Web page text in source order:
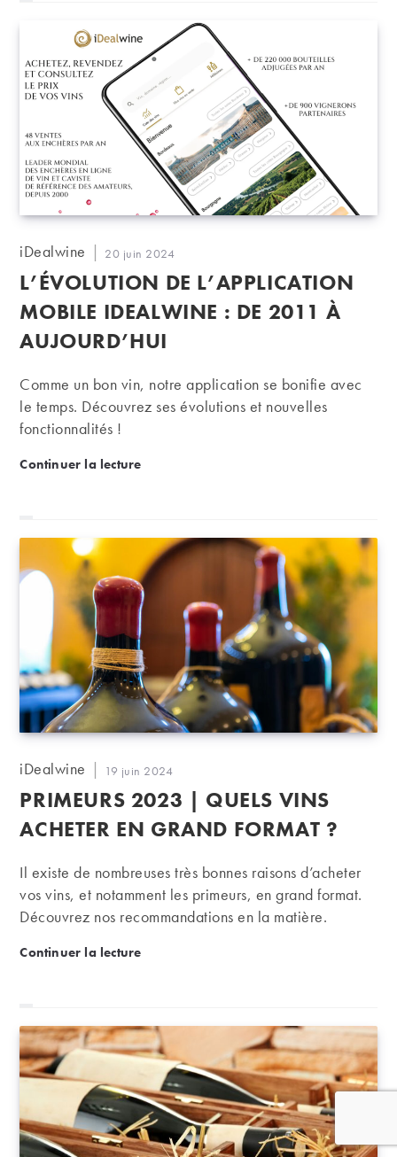
Auteur/autrice
la
publication :
iDealwine
Publication
publiée :
20 juin 2024
L’ÉVOLUTION DE L’APPLICATION
MOBILE IDEALWINE : DE 2011 À
AUJOURD’HUI
Comme un bon vin, notre application se bonifie avec
le temps. Découvrez ses évolutions et nouvelles
fonctionnalités !
Continuer la lectureL’évolution de l’application mobile iDealwine : de
Auteur/autrice
la
publication :
iDealwine
Publication
publiée :
19 juin 2024
PRIMEURS 2023 | QUELS VINS
ACHETER EN GRAND FORMAT ?
Il existe de nombreuses très bonnes raisons d’acheter
vos vins, et notamment les primeurs, en grand format.
Découvrez nos recommandations en la matière.
Continuer la lecturePrimeurs 2023 | Quels vins acheter en grand